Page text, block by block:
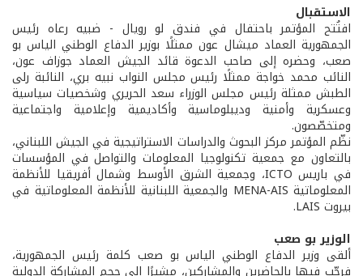
الاستقبال
افتُتح المؤتمر باحتفال في فندق لو رويال - ضبيه رعاه رئيس
الجمهورية العماد ميشال عون ممثلًا بوزير الدفاع الوطني الياس بو
صعب، وحضره إلى صاحب الدعوة قائد الجيش العماد جوزاف عون،
النائب محمد خواجة ممثلًا رئيس مجلس النواب نبيه بري، النائبة رلى
الطبش ممثلة رئيس مجلس الوزراء سعد الحريري وشخصيات سياسية
وعسكرية وأمنية وديبلوماسية وأكاديمية وإعلامية واجتماعية
ومتخصّصون.
نظّم المؤتمر مركز البحوث والدراسات الاستراتيجية في الجيش اللبناني،
بالتعاون مع جمعية تكنولوجيا المعلومات والتواصل في المؤسسات
في باريس ICTO، وجمعية الشرق الأوسط وشمال أفريقيا للأنظمة
المعلوماتية MENA-AIS والجمعية اللبنانية للأنظمة المعلوماتية في
بيروت LAIS.
الوزير بو صعب
ألقى وزير الدفاع الوطني الياس بو صعب كلمة رئيس الجمهورية،
فرحّب فيها بالحاضرين والمشاركين، مشيرًا إلى حجم المشاركة الدولية